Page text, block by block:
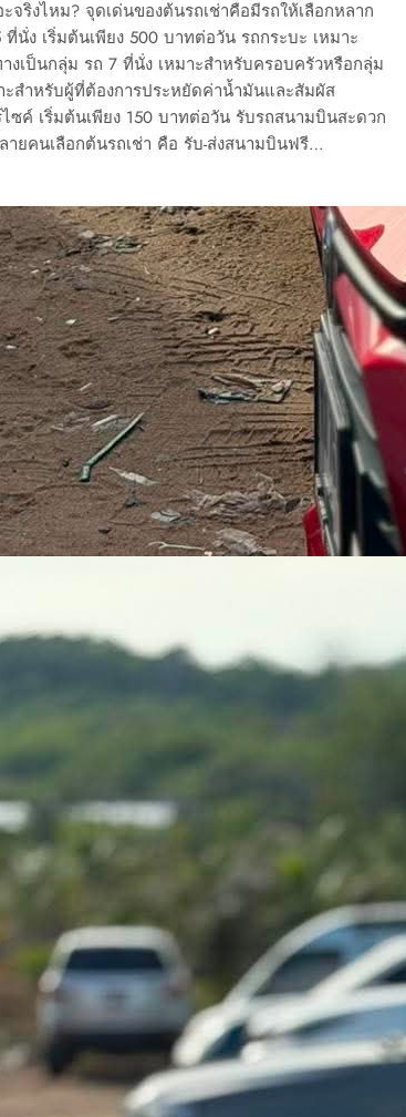
ะจริงไหม? จุดเด่นของต้นรถเช่าคือมีรถให้เลือกหลาก
นั่ง เริ่มต้นเพียง 500 บาทต่อวัน รถกระบะ เหมาะ
งเป็นกลุ่ม รถ 7 ที่นั่ง เหมาะสำหรับครอบครัวหรือกลุ่ม
ะสำหรับผู้ที่ต้องการประหยัดค่าน้ำมันและสัมผัส
ซค์ เริ่มต้นเพียง 150 บาทต่อวัน รับรถสนามบินสะดวก
ยคนเลือกต้นรถเช่า คือ รับ-ส่งสนามบินฟรี…